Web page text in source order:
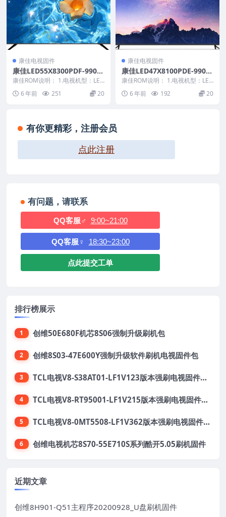
康佳电视固件
康佳LED55X8300PDF-9901
2057-V1.0.00-72001353-MB
OOTV1.0.08原厂系统刷机电
视固件包下载
康佳ROM说明： 1.电视机型：LED
55X8300PDF 2.物料号：9901...
6 年前 251 20
康佳电视固件
康佳LED47X8100PDE-9901
1011-72000972-V1.2.04原
厂系统刷机电视固件包下载
康佳ROM说明： 1.电视机型：LED
47X8100PDE 2.物料号：9901...
6 年前 192 20
有你更精彩，注册会员
点此注册
有问题，请联系
QQ客服♂ 9:00~21:00
QQ客服♀ 18:30~23:00
点此提交工单
排行榜展示
1 创维50E680F机芯8S06强制升级刷机包
2 创维8S03-47E600Y强制升级软件刷机电视固件包
3 TCL电视V8-S38AT01-LF1V123版本强刷电视固件包下载
4 TCL电视V8-RT95001-LF1V215版本强刷电视固件包下载
5 TCL电视V8-0MT5508-LF1V362版本强刷电视固件包下载
6 创维电视机芯8S70-55E710S系列酷开5.05刷机固件
近期文章
创维8H901-Q51主程序20200928_U盘刷机固件